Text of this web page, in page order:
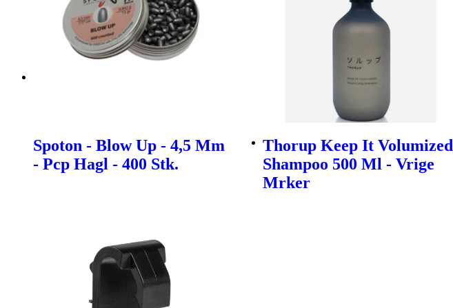
Spoton - Blow Up - 4,5 Mm
- Pcp Hagl - 400 Stk.
Thorup Keep It Volumized
Shampoo 500 Ml - Vrige
Mrker